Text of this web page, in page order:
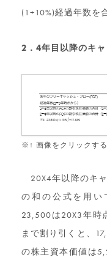
(1+10%)経過年数を
2．4年目以降のキ
※↑ 画像をクリックする
20X4年以降のキ
の和の公式を用い
23,500は20X3年時
まで割り引くと、
の株主資本価値は